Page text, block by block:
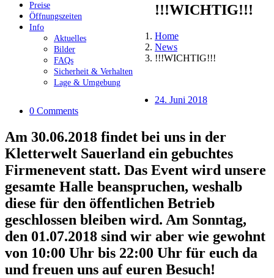
Preise
Öffnungszeiten
Info
Aktuelles
Bilder
FAQs
Sicherheit & Verhalten
Lage & Umgebung
!!!WICHTIG!!!
Home
News
!!!WICHTIG!!!
24. Juni 2018
0 Comments
Am 30.06.2018 findet bei uns in der
Kletterwelt Sauerland ein gebuchtes
Firmenevent statt. Das Event wird unsere
gesamte Halle beanspruchen, weshalb
diese für den öffentlichen Betrieb
geschlossen bleiben wird. Am Sonntag,
den 01.07.2018 sind wir aber wie gewohnt
von 10:00 Uhr bis 22:00 Uhr für euch da
und freuen uns auf euren Besuch!